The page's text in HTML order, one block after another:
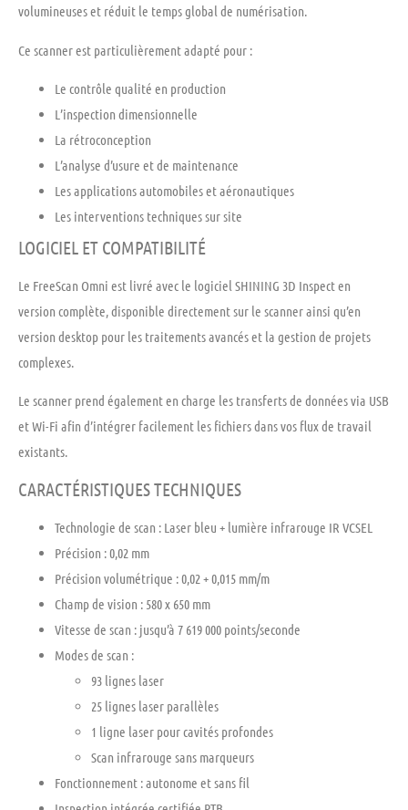
volumineuses et réduit le temps global de numérisation.
Ce scanner est particulièrement adapté pour :
Le contrôle qualité en production
L’inspection dimensionnelle
La rétroconception
L’analyse d’usure et de maintenance
Les applications automobiles et aéronautiques
Les interventions techniques sur site
LOGICIEL ET COMPATIBILITÉ
Le FreeScan Omni est livré avec le logiciel SHINING 3D Inspect en
version complète, disponible directement sur le scanner ainsi qu’en
version desktop pour les traitements avancés et la gestion de projets
complexes.
Le scanner prend également en charge les transferts de données via USB
et Wi-Fi afin d’intégrer facilement les fichiers dans vos flux de travail
existants.
CARACTÉRISTIQUES TECHNIQUES
Technologie de scan : Laser bleu + lumière infrarouge IR VCSEL
Précision : 0,02 mm
Précision volumétrique : 0,02 + 0,015 mm/m
Champ de vision : 580 x 650 mm
Vitesse de scan : jusqu’à 7 619 000 points/seconde
Modes de scan :
93 lignes laser
25 lignes laser parallèles
1 ligne laser pour cavités profondes
Scan infrarouge sans marqueurs
Fonctionnement : autonome et sans fil